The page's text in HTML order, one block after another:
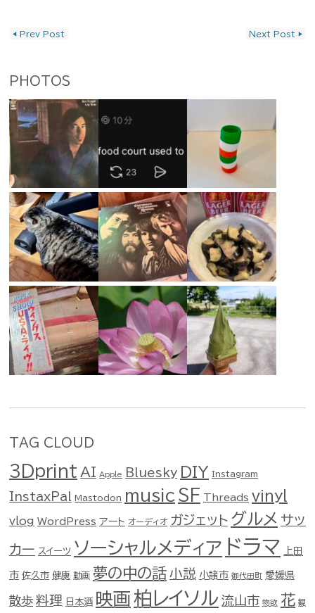
◀ Prev Post Next Post ▶
PHOTOS
TAG CLOUD
3Dprint AI Apple Bluesky DIY Instagram
InstaxPal Mastodon music SF Threads vinyl
vlog WordPress アート オーディオ ガジェット グルメ サッ
カー スイーツ ソーシャルメディア ドラマ 上田
市 佐久市 健康 動画 夢の中の話 小説 小諸市 御代田町 愛媛県
散歩 料理 日本酒 映画 柏レイソル 流山市 物欲 花 観